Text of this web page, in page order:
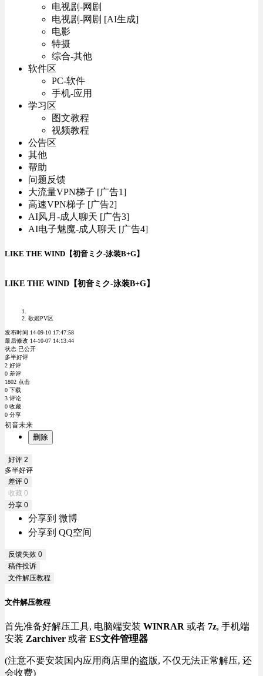
电视剧-网剧
电视剧-网剧 [AI生成]
电影
特摄
综合-其他
软件区
PC-软件
手机-应用
学习区
图文教程
视频教程
公告区
其他
帮助
问题反馈
大流量VPN梯子 [广告1]
高速VPN梯子 [广告2]
AI风月-成人聊天 [广告3]
AI电子魅魔-成人聊天 [广告4]
LIKE THE WIND【初音ミク-泳装B+G】
LIKE THE WIND【初音ミク-泳装B+G】
歌姬PV区
发布时间 14-09-10 17:47:58
最后修改 14-10-07 14:13:44
状态 已公开
多半好评
2 好评
0 差评
1802 点击
0 下载
3 评论
0 收藏
0 分享
初音未来
删除
好评 2
多半好评
差评 0
收藏 0
分享 0
分享到 微博
分享到 QQ空间
反馈失效 0
稿件投诉
文件解压教程
文件解压教程
首先准备好解压工具, 电脑端安装 WINRAR 或者 7z, 手机端
安装 Zarchiver 或者 ES文件管理器
(注意不要安装国内应用商店里的盗版, 不仅无法正常解压, 还
会收费)